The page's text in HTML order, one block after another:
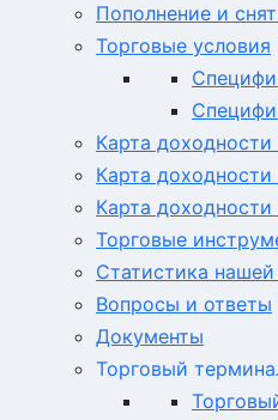
Пополнение и
Торговые условия
Карта
Карта доходности
Карта
Торговые
Статистика
Вопросы и ответы
Документы
Торговый